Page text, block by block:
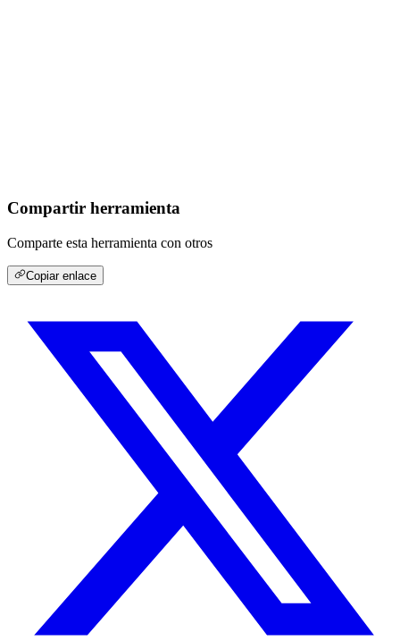
Compartir herramienta
Comparte esta herramienta con otros
Copiar enlace